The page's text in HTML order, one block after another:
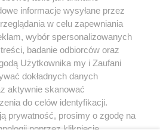
2.5 cala
informacje wysyłane przez
w celu zapewniania
wybór spersonalizowanych
badanie odbiorców oraz
Użytkownika my i Zaufani
dokładnych danych
aktywnie skanować
do celów identyfikacji.
prywatność, prosimy o zgodę na
poprzez kliknięcie